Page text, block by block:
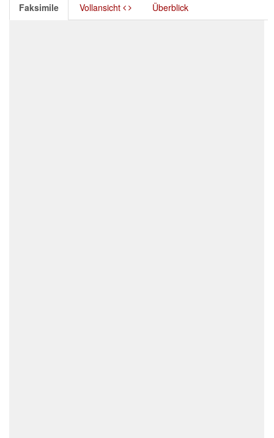
Faksimile Vollansicht Überblick